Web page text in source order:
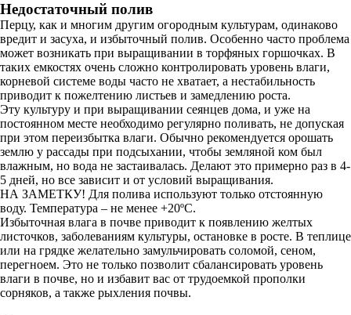
Недостаточный полив
Перцу, как и многим другим огородным культурам, одинаково
вредит и засуха, и избыточный полив. Особенно часто проблема
может возникать при выращивании в торфяных горшочках. В
таких емкостях очень сложно контролировать уровень влаги,
корневой системе воды часто не хватает, а нестабильность
приводит к пожелтению листьев и замедлению роста.
Эту культуру и при выращивании сеянцев дома, и уже на
постоянном месте необходимо регулярно поливать, не допуская
при этом переизбытка влаги. Обычно рекомендуется орошать
землю у рассады при подсыхании, чтобы земляной ком был
влажным, но вода не застаивалась. Делают это примерно раз в 4-
5 дней, но все зависит и от условий выращивания.
НА ЗАМЕТКУ! Для полива используют только отстоянную
воду. Температура – не менее +20ºC.
Избыточная влага в почве приводит к появлению желтых
листочков, заболеваниям культуры, остановке в росте. В теплице
или на грядке желательно замульчировать соломой, сеном,
перегноем. Это не только позволит сбалансировать уровень
влаги в почве, но и избавит вас от трудоемкой прополки
сорняков, а также рыхления почвы.